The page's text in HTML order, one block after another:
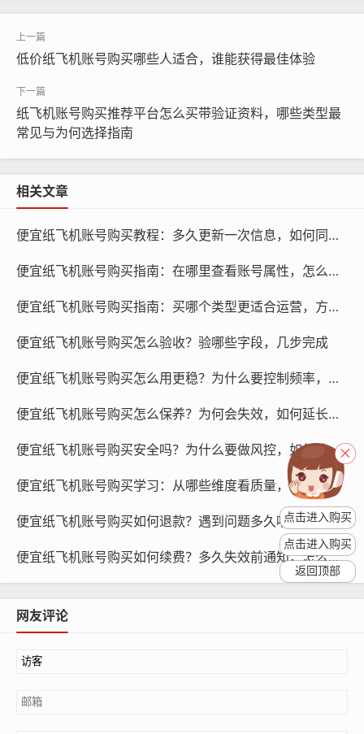
纸飞机账号购买, 在线购买tg账号, 电报聊天账号购买,wdd
16888.com
官方渠道：建议您选择官方渠道购买海外tg纸飞机账号，
号的安全性，官方渠道通常会提供详细的购买流程和售后
服务。
信誉良好的第三方平台：除了官方渠道，您还可以选择信
常会提供多种账号选择，并且提供一定的售后服务，在选
择第三方平台时，请务必查看其信誉和用户评价。
个人卖家：您还可以选择个人卖家购买海外tg纸飞机账
您还可以与卖家进行沟通，了解账号的使用情况和售后服
务。
低价纸飞机账号购买哪些人适合，谁能获得最佳体验
纸飞机账号购买推荐平台怎么买带验证资料，哪些类型最
常见与为何选择指南
相关文章
便宜纸飞机账号购买教程：多久更新一次信息，如何同步设备
便宜纸飞机账号购买指南：在哪里查看账号属性，怎么识别真伪
便宜纸飞机账号购买指南：买哪个类型更适合运营，方法是什么
便宜纸飞机账号购买怎么验收？验哪些字段，几步完成
便宜纸飞机账号购买怎么用更稳？为什么要控制频率，方法有哪些
便宜纸飞机账号购买怎么保养？为何会失效，如何延长有效期
便宜纸飞机账号购买安全吗？为什么要做风控，如何防封禁
便宜纸飞机账号购买学习：从哪些维度看质量，怎么上手
便宜纸飞机账号购买如何退款？遇到问题多久响应，找谁处理
便宜纸飞机账号购买如何续费？多久失效前通知，怎么操作
网友评论
点击进入购买
点击进入购买
返回顶部